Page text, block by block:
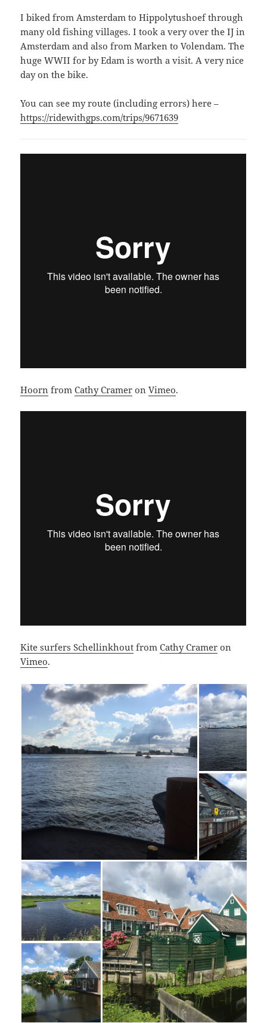
I biked from Amsterdam to Hippolytushoef through
many old fishing villages. I took a very over the IJ in
Amsterdam and also from Marken to Volendam. The
huge WWII for by Edam is worth a visit. A very nice
day on the bike.
You can see my route (including errors) here –
https://ridewithgps.com/trips/9671639
Hoorn fromCathy Cramer onVimeo.
Kite surfers Schellinkhout fromCathy Cramer on
Vimeo.